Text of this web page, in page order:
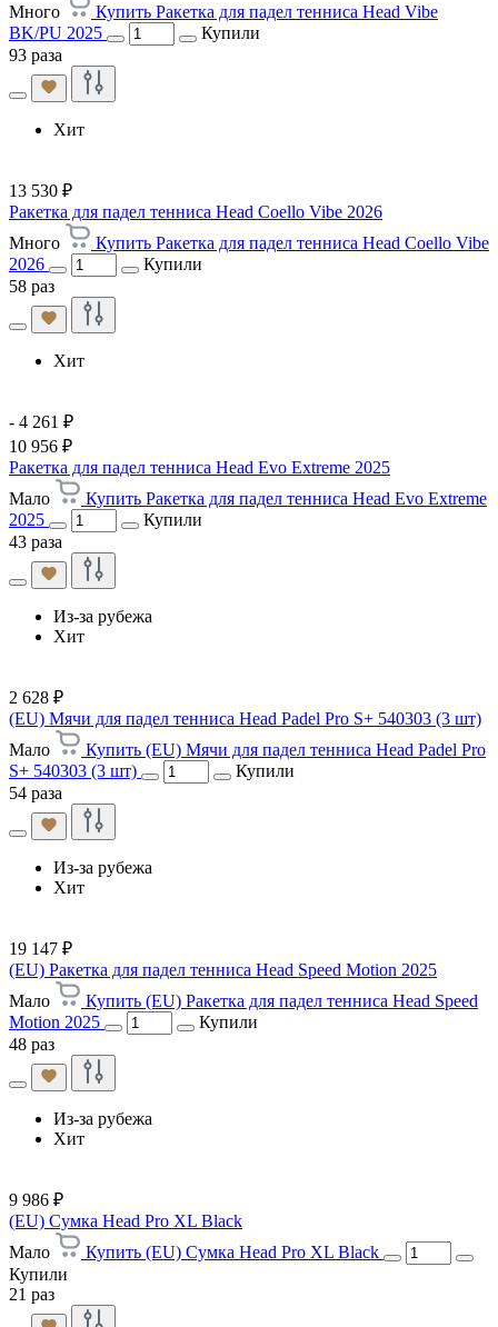
Много
Купить Ракетка для падел тенниса Head Vibe
BK/PU 2025
Купили
93 раза
Хит
13 530 ₽
Ракетка для падел тенниса Head Coello Vibe 2026
Много
Купить Ракетка для падел тенниса Head Coello Vibe
2026
Купили
58 раз
Хит
- 4 261 ₽
10 956 ₽
Ракетка для падел тенниса Head Evo Extreme 2025
Мало
Купить Ракетка для падел тенниса Head Evo Extreme
2025
Купили
43 раза
Из-за рубежа
Хит
2 628 ₽
(EU) Мячи для падел тенниса Head Padel Pro S+ 540303 (3 шт)
Мало
Купить (EU) Мячи для падел тенниса Head Padel Pro
S+ 540303 (3 шт)
Купили
54 раза
Из-за рубежа
Хит
19 147 ₽
(EU) Ракетка для падел тенниса Head Speed Motion 2025
Мало
Купить (EU) Ракетка для падел тенниса Head Speed
Motion 2025
Купили
48 раз
Из-за рубежа
Хит
9 986 ₽
(EU) Сумка Head Pro XL Black
Мало
Купить (EU) Сумка Head Pro XL Black
Купили
21 раз